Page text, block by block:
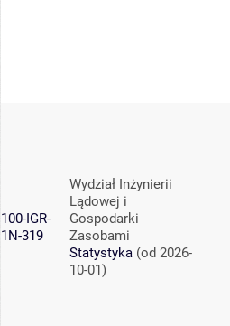
100-IGR-
1N-319
Wydział Inżynierii
Lądowej i
Gospodarki
Zasobami
Statystyka (od 2026-
10-01)